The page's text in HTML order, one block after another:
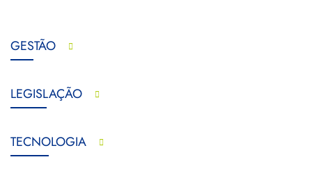
GESTÃO
LEGISLAÇÃO
TECNOLOGIA